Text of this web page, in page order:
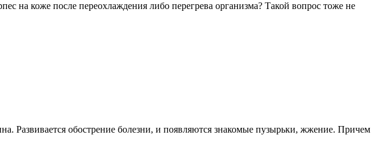
на коже после переохлаждения либо перегрева организма? Такой вопрос тоже не
Развивается обострение болезни, и появляются знакомые пузырьки, жжение. Причем